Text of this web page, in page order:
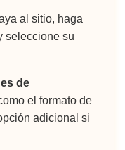
al sitio, haga
seleccione su
de
el formato de
adicional si